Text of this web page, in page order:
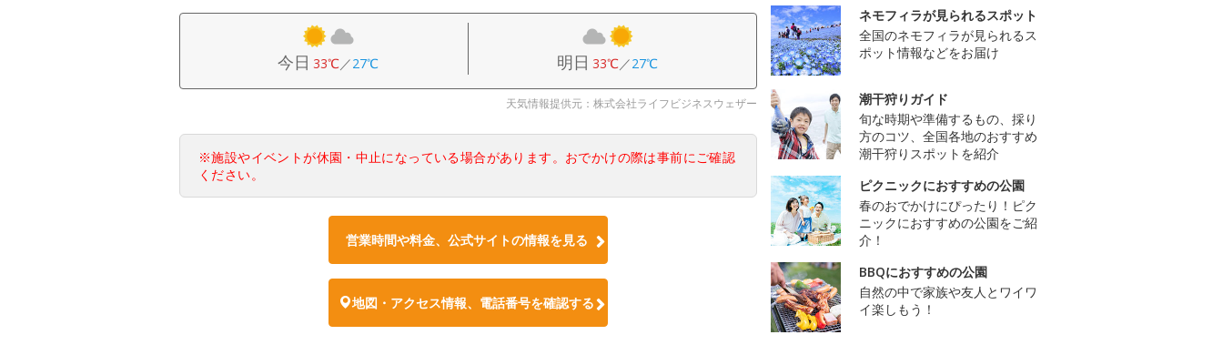
今日 33℃／27℃ 明日 33℃／27℃
天気情報提供元：株式会社ライフビジネスウェザー
※施設やイベントが休園・中止になっている場合があります。おでかけの際は事前にご確認
ください。
営業時間や料金、公式サイトの情報を見る
地図・アクセス情報、電話番号を確認する
ネモフィラが見られるスポット
全国のネモフィラが見られるス
ポット情報などをお届け
潮干狩りガイド
旬な時期や準備するもの、採り
方のコツ、全国各地のおすすめ
潮干狩りスポットを紹介
ピクニックにおすすめの公園
春のおでかけにぴったり！ピク
ニックにおすすめの公園をご紹
介！
BBQにおすすめの公園
自然の中で家族や友人とワイワ
イ楽しもう！